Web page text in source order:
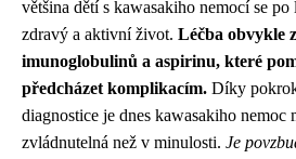
většina dětí s kawasakiho nemocí se
zdravý a aktivní život. Léčba obvykle
imunoglobulinů a aspirinu, které
předcházet komplikacím. Díky
diagnostice je dnes kawasakiho nemoc
zvládnutelná než v minulosti. Je